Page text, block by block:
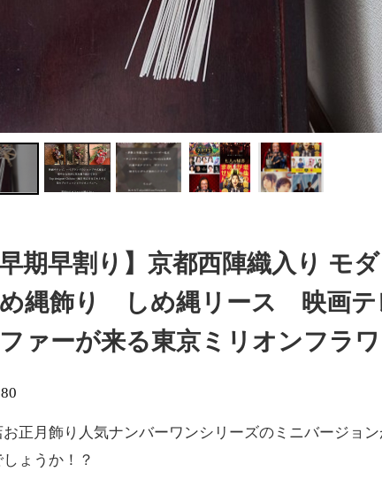
早期早割り】京都西陣織入り
め縄飾り しめ縄リース 映画テ
ァーが来る東京ミリオンフラワ
お正月飾り人気ナンバーワンシリーズのミニバージョ
しょうか！？